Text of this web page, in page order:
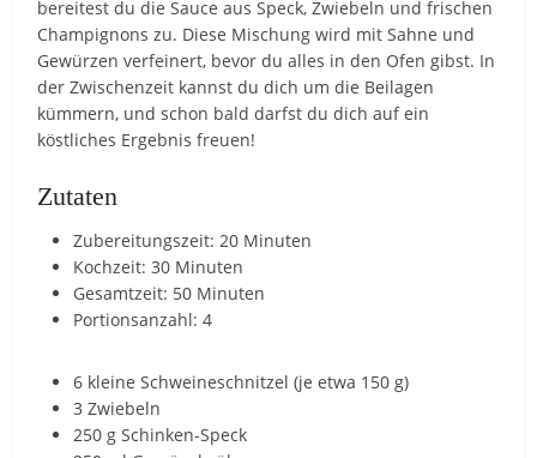
bereitest du die Sauce aus Speck, Zwiebeln und frischen
Champignons zu. Diese Mischung wird mit Sahne und
Gewürzen verfeinert, bevor du alles in den Ofen gibst. In
der Zwischenzeit kannst du dich um die Beilagen
kümmern, und schon bald darfst du dich auf ein
köstliches Ergebnis freuen!
Zutaten
Zubereitungszeit: 20 Minuten
Kochzeit: 30 Minuten
Gesamtzeit: 50 Minuten
Portionsanzahl: 4
6 kleine Schweineschnitzel (je etwa 150 g)
3 Zwiebeln
250 g Schinken-Speck